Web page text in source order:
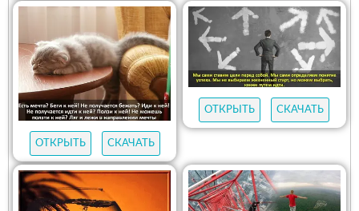
ОТКРЫТЬ СКАЧАТЬ
ОТКРЫТЬ СКАЧАТЬ